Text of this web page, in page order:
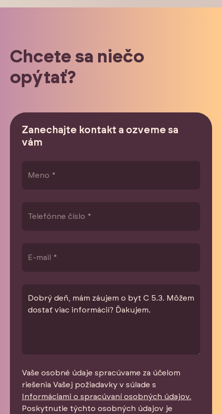
Chcete sa niečo
opýtať?
Zanechajte kontakt a ozveme sa
vám
Vaše osobné údaje spracúvame za účelom
riešenia Vašej požiadavky v súlade s
Informáciami o spracúvaní osobných údajov.
Poskytnutie týchto osobných údajov je